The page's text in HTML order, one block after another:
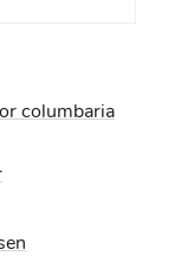
columbaria